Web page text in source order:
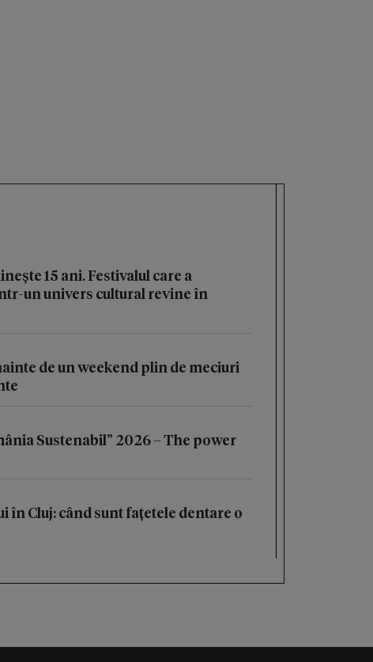
15 ani. Festivalul care a
un univers cultural revine în
de un weekend plin de meciuri
Sustenabil” 2026 – The power
în Cluj: când sunt fațetele dentare o